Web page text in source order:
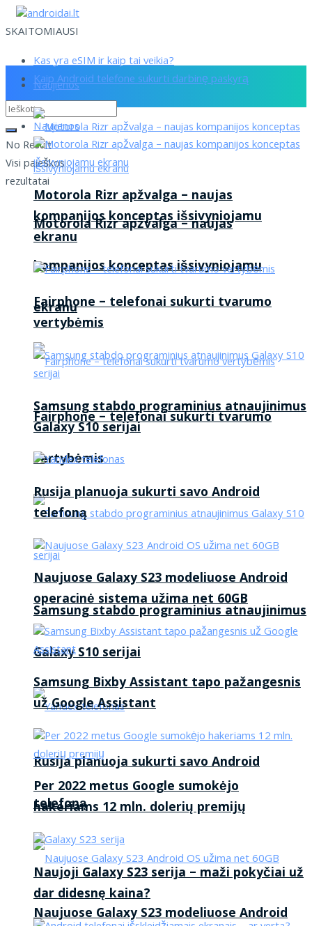
SKAITOMIAUSI
Kas yra eSIM ir kaip tai veikia?
Kaip Android telefone sukurti darbinę paskyrą
No Result
Visi paieškos
rezultatai
Naujienos
Motorola Rizr apžvalga – naujas
kompanijos konceptas išsivyniojamu
ekranu
Fairphone – telefonai sukurti tvarumo
vertybėmis
Samsung stabdo programinius atnaujinimus
Galaxy S10 serijai
Rusija planuoja sukurti savo Android
telefoną
Naujuose Galaxy S23 modeliuose Android
Naujienos
Motorola Rizr apžvalga – naujas
kompanijos konceptas išsivyniojamu
ekranu
Fairphone – telefonai sukurti tvarumo
vertybėmis
Samsung stabdo programinius atnaujinimus
Galaxy S10 serijai
Rusija planuoja sukurti savo Android
telefoną
Naujuose Galaxy S23 modeliuose Android
operacinė sistema užima net 60GB
Samsung Bixby Assistant tapo pažangesnis
už Google Assistant
Per 2022 metus Google sumokėjo
hakeriams 12 mln. dolerių premijų
Naujoji Galaxy S23 serija – maži pokyčiai už
dar didesnę kaina?